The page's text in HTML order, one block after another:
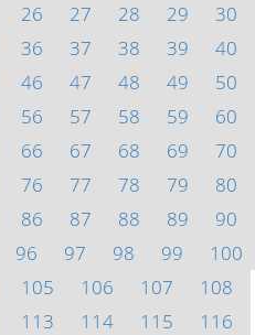
26 27 28 29
30
36 37 38 39
40
46 47 48 49
50
56 57 58 59
60
66 67 68 69
70
76 77 78 79
80
86 87 88 89
90
96 97 98 99
100
105 106 107
108
113 114 115
116